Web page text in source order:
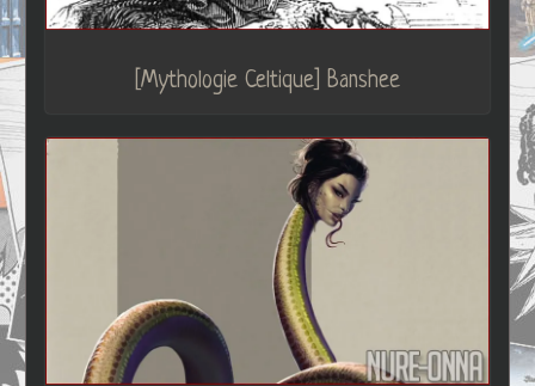
[Mythologie Celtique] Banshee